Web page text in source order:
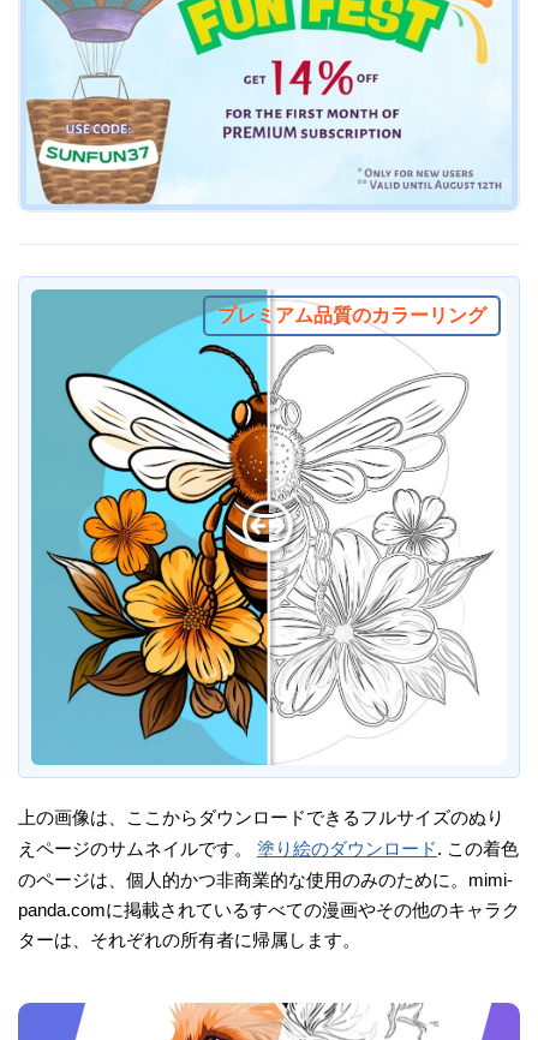
プレミアム品質のカラーリング
上の画像は、ここからダウンロードできるフルサイズのぬり
えページのサムネイルです。 塗り絵のダウンロード. この着色
のページは、個人的かつ非商業的な使用のみのために。mimi-
panda.comに掲載されているすべての漫画やその他のキャラク
ターは、それぞれの所有者に帰属します。